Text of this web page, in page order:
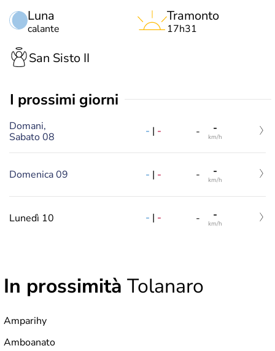
Luna
calante
Tramonto
17h31
San Sisto II
i prossimi giorni
Domani,
Sabato 08
- | - - -
km/h
Domenica 09 - | - - -
km/h
Lunedì 10 - | - - -
km/h
In prossimità Tolanaro
Amparihy
Amboanato